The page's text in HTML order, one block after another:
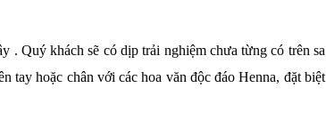
. Quý khách sẽ có dịp trải nghiệm chưa từng có trên sa
tay hoặc chân với các hoa văn độc đáo Henna, đặt biệt